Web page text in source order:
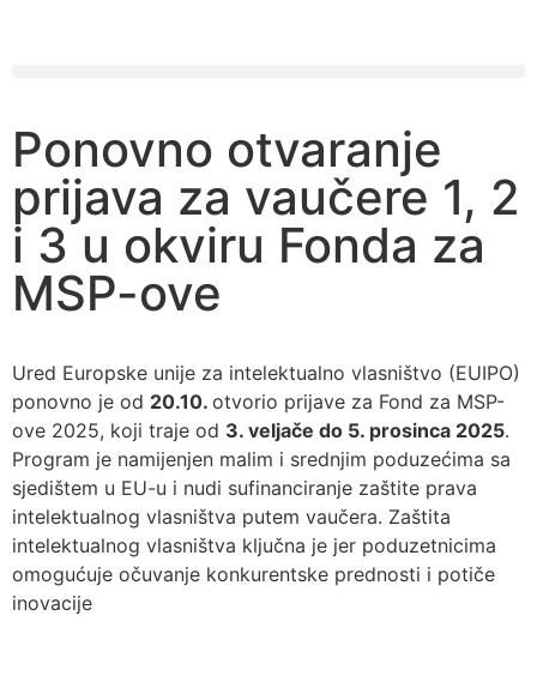
Ponovno otvaranje
prijava za vaučere 1, 2
i 3 u okviru Fonda za
MSP-ove
Ured Europske unije za intelektualno vlasništvo (EUIPO)
ponovno je od 20.10. otvorio prijave za Fond za MSP-
ove 2025, koji traje od 3. veljače do 5. prosinca 2025.
Program je namijenjen malim i srednjim poduzećima sa
sjedištem u EU-u i nudi sufinanciranje zaštite prava
intelektualnog vlasništva putem vaučera. Zaštita
intelektualnog vlasništva ključna je jer poduzetnicima
omogućuje očuvanje konkurentske prednosti i potiče
inovacije